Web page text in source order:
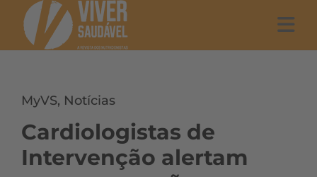
MyVS, Notícias
Cardiologistas de
Intervenção alertam